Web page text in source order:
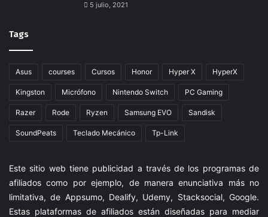
5 julio, 2021
Tags
Asus courses Cursos Honor Hyper X HyperX
Kingston Micrófono Nintendo Switch PC Gaming
Razer Rode Ryzen Samsung EVO Sandisk
SoundPeats Teclado Mecánico Tp-Link
Este sitio web tiene publicidad a través de los programas de
afiliados como por ejemplo, de manera enunciativa más no
limitativa, de Appsumo, Dealify, Udemy, Stacksocial, Google.
Estas plataformas de afiliados están diseñadas para mediar